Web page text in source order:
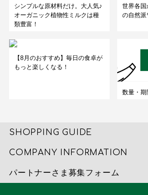
シンプルな原材料だけ。大人気♪
オーガニック植物性ミルクは種
類豊富！
世界各国
の自然派
【8月のおすすめ】毎日の食卓が
もっと楽しくなる！
数量・期
SHOPPING GUIDE
COMPANY INFORMATION
パートナーさま募集フォーム